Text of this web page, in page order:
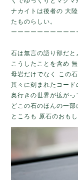
ナカイトは後者の 大
たものらしい。
ーーーーーーーーー
石は無言の語り部だと
こうしたことを含め
母岩だけでなく この
其々に刻まれたコー
奥行きの世界が拡が
どこの石のほんの一
ところも 原石のおも